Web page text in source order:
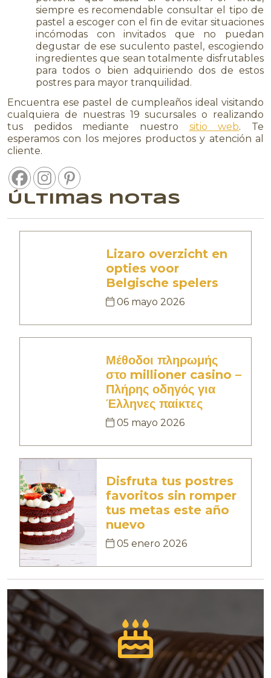
siempre es recomendable consultar el tipo de
pastel a escoger con el fin de evitar situaciones
incómodas con invitados que no puedan
degustar de ese suculento pastel, escogiendo
ingredientes que sean totalmente disfrutables
para todos o bien adquiriendo dos de estos
postres para mayor tranquilidad.
Encuentra ese pastel de cumpleaños ideal visitando
cualquiera de nuestras 19 sucursales o realizando
tus pedidos mediante nuestro sitio web. Te
esperamos con los mejores productos y atención al
cliente.
Últimas notas
Lizaro overzicht en
opties voor
Belgische spelers
06 mayo 2026
Μέθοδοι πληρωμής
στο millioner casino –
Πλήρης οδηγός για
Έλληνες παίκτες
05 mayo 2026
Disfruta tus postres
favoritos sin romper
tus metas este año
nuevo
05 enero 2026